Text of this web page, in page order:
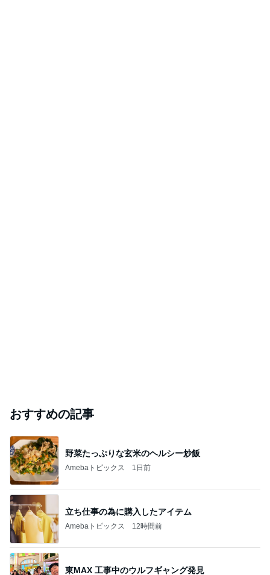
おすすめの記事
野菜たっぷりな玄米のヘルシー炒飯
Amebaトピックス 1日前
立ち仕事の為に購入したアイテム
Amebaトピックス 12時間前
東MAX 工事中のウルフギャング発見